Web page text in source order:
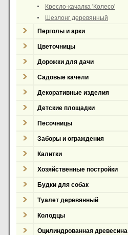
Кресло-качалка 'Колесо'
Шезлонг деревянный
Перголы и арки
Цветочницы
Дорожки для дачи
Садовые качели
Декоративные изделия
Детские площадки
Песочницы
Заборы и ограждения
Калитки
Хозяйственные постройки
Будки для собак
Туалет деревянный
Колодцы
Оцилиндрованная древесина